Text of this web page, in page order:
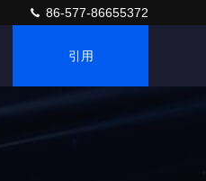
86-577-86655372
引用